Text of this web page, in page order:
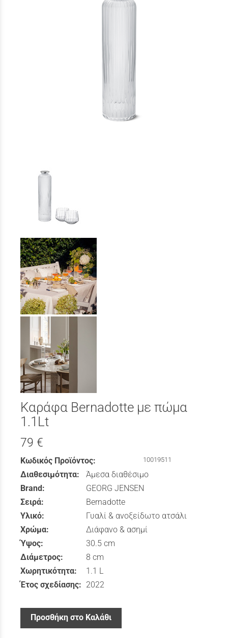
Καράφα Bernadotte με πώμα
1.1Lt
79 €
Κωδικός Προϊόντος: 10019511
Διαθεσιμότητα:
Άμεσα διαθέσιμο
Brand:
GEORG JENSEN
Σειρά:
Bernadotte
Υλικό:
Γυαλί & ανοξείδωτο ατσάλι
Χρώμα:
Διάφανο & ασημί
Ύψος:
30.5 cm
Διάμετρος:
8 cm
Χωρητικότητα:
1.1 L
Έτος σχεδίασης: 2022
Προσθήκη στο Καλάθι